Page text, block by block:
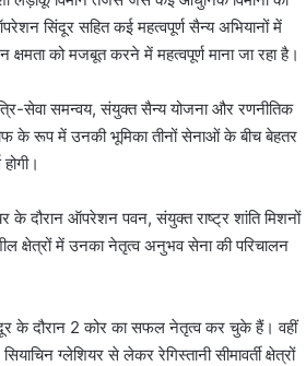
सिंदूर सहित कई महत्वपूर्ण सैन्य अभियानों में
को मजबूत करने में महत्वपूर्ण माना जा रहा है।
सेवा समन्वय, संयुक्त सैन्य योजना और रणनीतिक
के रूप में उनकी भूमिका तीनों सेनाओं के बीच बेहतर
ऑपरेशन पवन, संयुक्त राष्ट्र शांति मिशनों
क्षेत्रों में उनका नेतृत्व अनुभव सेना की परिचालन
के दौरान 2 कोर का सफल नेतृत्व कर चुके हैं। वहीं
ग्लेशियर से लेकर रेगिस्तानी सीमावर्ती क्षेत्रों